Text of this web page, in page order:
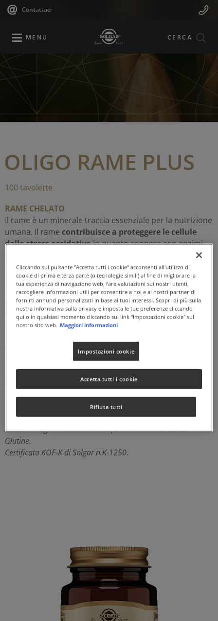
Salta
principale
Contattaci
Navigazione
Menu
MENU CERCA
OLIGO RAME PLUS
100 tavolette
RAME CHELATO
Il rame è un minerale traccia essenziale per la nutrizione
umana. Il rame contribuisce a proteggere le cellule
dallo stress ossidativoin quanto coopera con enzimi
Contribuisce al normale trasporto di ferronell
´organismo,alla fisiologica funzione del sistema
immunitario, almantenimento di tessuti connettivi
normali. Il rame inoltre contribuisce alnormale
metabolismo energeticoe alnaturale funzionamento
del sistema nervoso. Molto interessante il suo
OLIGO RAME PLUS fornisce rame in forma bisglicinata*
per favorirne un maggior assorbimento e una migliore
biodisponibilità.
*Chelazione Albion International Inc.
Adatto a Vegani. Naturalmente privo di lattosio. Senza
Glutine.
Certificato KOF-K di Solgar n.K-1250.
Cliccando sul pulsante "Accetta tutti i cookie" acconsenti all'utilizzo di
cookie di prima e terza parte (o tecnologie simili) al fine di migliorare la
tua esperienza di navigazione web, fare valutazioni sui nostri utenti,
raccogliere informazioni utili per consentire a noi e ai nostri partner di
fornirti annunci personalizzati in base ai tuoi interessi. Scopri di più sulla
nostra informativa sulla privacy e imposta le tue preferenze cliccando
qui o in qualsiasi momento cliccando sul link "Impostazioni cookie" sul
nostro sito web. Maggiori informazioni
Impostazioni cookie
Rifiuta tutti
Accetta tutti i cookie